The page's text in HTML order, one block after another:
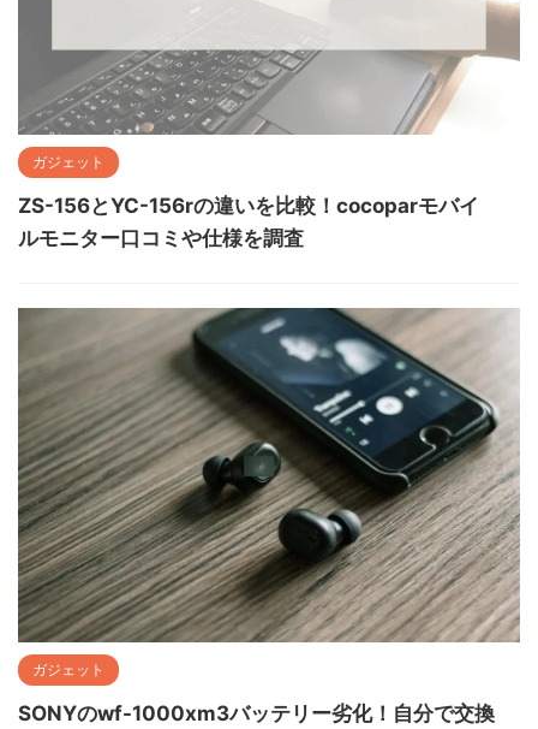
ガジェット
ZS-156とYC-156rの違いを比較！cocoparモバイ
ルモニター口コミや仕様を調査
ガジェット
SONYのwf-1000xm3バッテリー劣化！自分で交換